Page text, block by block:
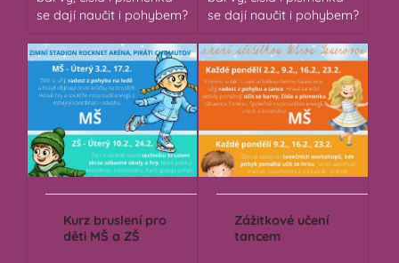
se dají naučit i pohybem?
se dají naučit i pohybem?
Kurz bruslení pro
děti MŠ a ZŠ
Zážitkové učení
tancem